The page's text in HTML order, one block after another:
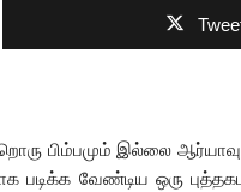
பிம்பமும் இல்லை
படிக்க வேண்டிய ஒரு